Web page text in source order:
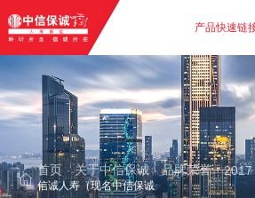
产品快速链
首页 · 关于中信保诚 · 品牌荣誉 · 2017
信诚人寿（现名中信保诚人寿）荣获“金臻奖·